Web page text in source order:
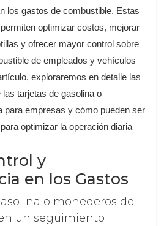
los gastos de combustible. Estas
optimizar costos, mejorar
y ofrecer mayor control sobre
de empleados y vehículos
exploraremos en detalle las
tarjetas de gasolina o
para empresas y cómo pueden ser
optimizar la operación diaria
y
en los Gastos
o monederos de
un seguimiento